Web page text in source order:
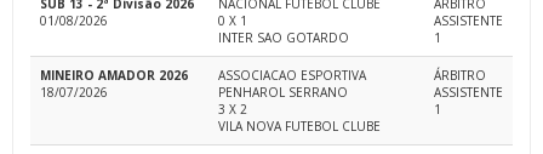
SUB 13 - 2ª Divisão 2026
01/08/2026
NACIONAL FUTEBOL CLUBE
0 X 1
INTER SAO GOTARDO
ÁRBITRO
ASSISTENTE
1
MINEIRO AMADOR 2026
18/07/2026
ASSOCIACAO ESPORTIVA
PENHAROL SERRANO
3 X 2
VILA NOVA FUTEBOL CLUBE
ÁRBITRO
ASSISTENTE
1